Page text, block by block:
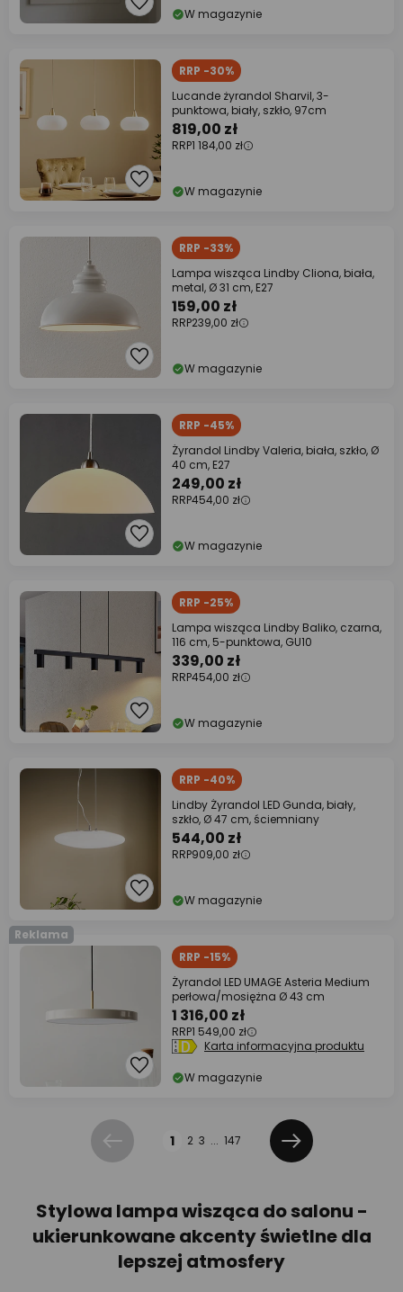
W magazynie
RRP -30%
Lucande żyrandol Sharvil, 3-
punktowa, biały, szkło, 97cm
819,00 zł
RRP1 184,00 zł
W magazynie
RRP -33%
Lampa wisząca Lindby Cliona, biała,
metal, Ø 31 cm, E27
159,00 zł
RRP239,00 zł
W magazynie
RRP -45%
Żyrandol Lindby Valeria, biała, szkło, Ø
40 cm, E27
249,00 zł
RRP454,00 zł
W magazynie
RRP -25%
Lampa wisząca Lindby Baliko, czarna,
116 cm, 5-punktowa, GU10
339,00 zł
RRP454,00 zł
W magazynie
RRP -40%
Lindby Żyrandol LED Gunda, biały,
szkło, Ø 47 cm, ściemniany
544,00 zł
RRP909,00 zł
W magazynie
Reklama
RRP -15%
Żyrandol LED UMAGE Asteria Medium
perłowa/mosiężna Ø 43 cm
1 316,00 zł
RRP1 549,00 zł
Karta informacyjna produktu
W magazynie
Poprzednia 1 2 3 ... 147
Dalej
Stylowa lampa wisząca do salonu -
ukierunkowane akcenty świetlne dla
lepszej atmosfery